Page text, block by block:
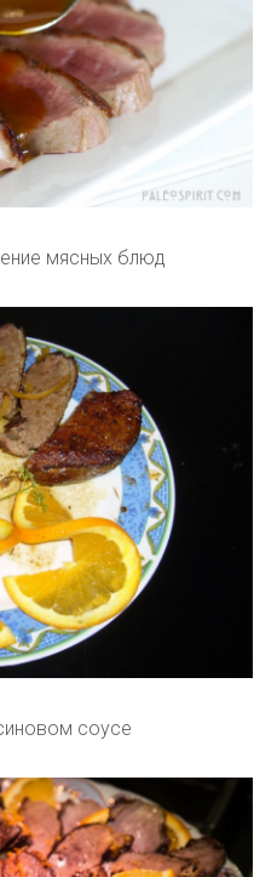
мясных блюд
соусе